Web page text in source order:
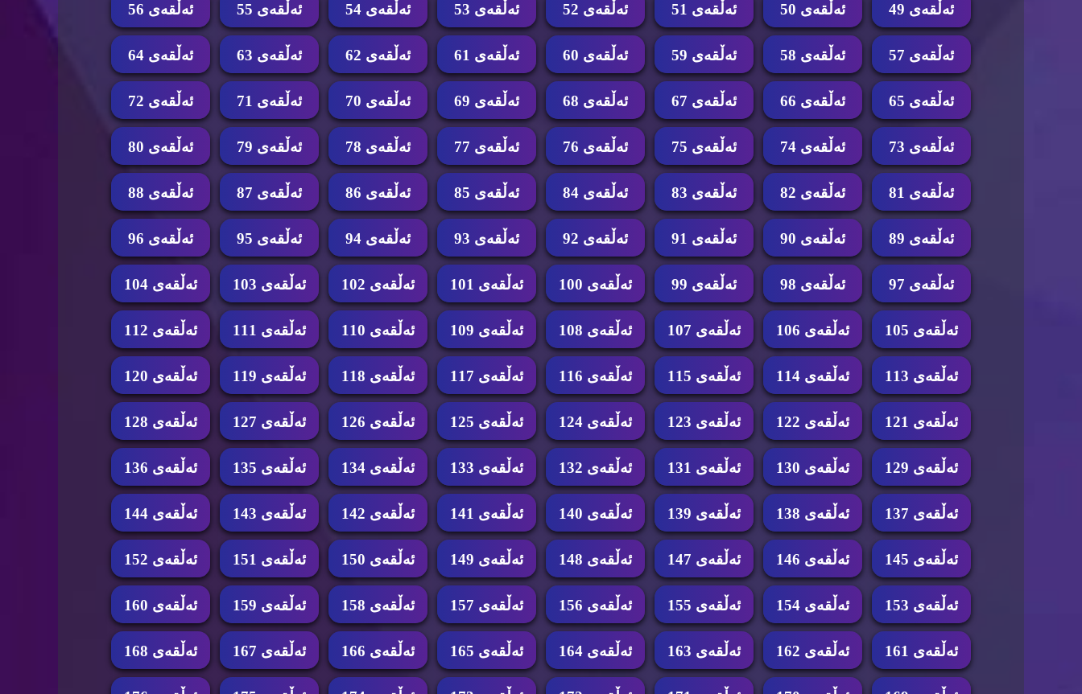
ئه‌ڵقه‌ی 49 ئه‌ڵقه‌ی 50 ئه‌ڵقه‌ی 51 ئه‌ڵقه‌ی 52 ئه‌ڵقه‌ی 53 ئه‌ڵقه‌ی 54 ئه‌ڵقه‌ی 55 ئه‌ڵقه‌ی 56
ئه‌ڵقه‌ی 57 ئه‌ڵقه‌ی 58 ئه‌ڵقه‌ی 59 ئه‌ڵقه‌ی 60 ئه‌ڵقه‌ی 61 ئه‌ڵقه‌ی 62 ئه‌ڵقه‌ی 63 ئه‌ڵقه‌ی 64
ئه‌ڵقه‌ی 65 ئه‌ڵقه‌ی 66 ئه‌ڵقه‌ی 67 ئه‌ڵقه‌ی 68 ئه‌ڵقه‌ی 69 ئه‌ڵقه‌ی 70 ئه‌ڵقه‌ی 71 ئه‌ڵقه‌ی 72
ئه‌ڵقه‌ی 73 ئه‌ڵقه‌ی 74 ئه‌ڵقه‌ی 75 ئه‌ڵقه‌ی 76 ئه‌ڵقه‌ی 77 ئه‌ڵقه‌ی 78 ئه‌ڵقه‌ی 79 ئه‌ڵقه‌ی 80
ئه‌ڵقه‌ی 81 ئه‌ڵقه‌ی 82 ئه‌ڵقه‌ی 83 ئه‌ڵقه‌ی 84 ئه‌ڵقه‌ی 85 ئه‌ڵقه‌ی 86 ئه‌ڵقه‌ی 87 ئه‌ڵقه‌ی 88
ئه‌ڵقه‌ی 89 ئه‌ڵقه‌ی 90 ئه‌ڵقه‌ی 91 ئه‌ڵقه‌ی 92 ئه‌ڵقه‌ی 93 ئه‌ڵقه‌ی 94 ئه‌ڵقه‌ی 95 ئه‌ڵقه‌ی 96
ئه‌ڵقه‌ی 97 ئه‌ڵقه‌ی 98 ئه‌ڵقه‌ی 99 ئه‌ڵقه‌ی 100 ئه‌ڵقه‌ی 101 ئه‌ڵقه‌ی 102 ئه‌ڵقه‌ی 103 ئه‌ڵقه‌ی 104
ئه‌ڵقه‌ی 105 ئه‌ڵقه‌ی 106 ئه‌ڵقه‌ی 107 ئه‌ڵقه‌ی 108 ئه‌ڵقه‌ی 109 ئه‌ڵقه‌ی 110 ئه‌ڵقه‌ی 111 ئه‌ڵقه‌ی 112
ئه‌ڵقه‌ی 113 ئه‌ڵقه‌ی 114 ئه‌ڵقه‌ی 115 ئه‌ڵقه‌ی 116 ئه‌ڵقه‌ی 117 ئه‌ڵقه‌ی 118 ئه‌ڵقه‌ی 119 ئه‌ڵقه‌ی 120
ئه‌ڵقه‌ی 121 ئه‌ڵقه‌ی 122 ئه‌ڵقه‌ی 123 ئه‌ڵقه‌ی 124 ئه‌ڵقه‌ی 125 ئه‌ڵقه‌ی 126 ئه‌ڵقه‌ی 127 ئه‌ڵقه‌ی 128
ئه‌ڵقه‌ی 129 ئه‌ڵقه‌ی 130 ئه‌ڵقه‌ی 131 ئه‌ڵقه‌ی 132 ئه‌ڵقه‌ی 133 ئه‌ڵقه‌ی 134 ئه‌ڵقه‌ی 135 ئه‌ڵقه‌ی 136
ئه‌ڵقه‌ی 137 ئه‌ڵقه‌ی 138 ئه‌ڵقه‌ی 139 ئه‌ڵقه‌ی 140 ئه‌ڵقه‌ی 141 ئه‌ڵقه‌ی 142 ئه‌ڵقه‌ی 143 ئه‌ڵقه‌ی 144
ئه‌ڵقه‌ی 145 ئه‌ڵقه‌ی 146 ئه‌ڵقه‌ی 147 ئه‌ڵقه‌ی 148 ئه‌ڵقه‌ی 149 ئه‌ڵقه‌ی 150 ئه‌ڵقه‌ی 151 ئه‌ڵقه‌ی 152
ئه‌ڵقه‌ی 153 ئه‌ڵقه‌ی 154 ئه‌ڵقه‌ی 155 ئه‌ڵقه‌ی 156 ئه‌ڵقه‌ی 157 ئه‌ڵقه‌ی 158 ئه‌ڵقه‌ی 159 ئه‌ڵقه‌ی 160
ئه‌ڵقه‌ی 161 ئه‌ڵقه‌ی 162 ئه‌ڵقه‌ی 163 ئه‌ڵقه‌ی 164 ئه‌ڵقه‌ی 165 ئه‌ڵقه‌ی 166 ئه‌ڵقه‌ی 167 ئه‌ڵقه‌ی 168